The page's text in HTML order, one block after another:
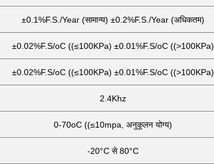
±0.1%F.S./Year (सामान्य) ±0.2%F.S./Year (अधिकतम)
±0.02%F.S/oC ((≤100KPa) ±0.01%F.S/oC ((>100KPa)
±0.02%F.S/oC ((≤100KPa) ±0.01%F.S/oC ((>100KPa)
2.4Khz
0-70oC ((≤10mpa, अनुकूलन योग्य)
-20°C से 80°C